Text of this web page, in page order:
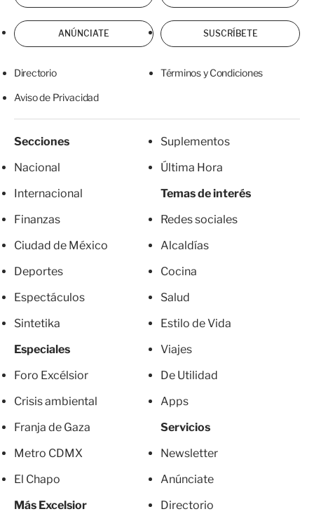
ANÚNCIATE SUSCRÍBETE
Directorio Términos y Condiciones
Aviso de Privacidad
Secciones
Nacional
Internacional
Finanzas
Ciudad de México
Deportes
Espectáculos
Sintetika
Especiales
Foro Excélsior
Crisis ambiental
Franja de Gaza
Metro CDMX
El Chapo
Más Excelsior
Suplementos
Última Hora
Temas de interés
Redes sociales
Alcaldías
Cocina
Salud
Estilo de Vida
Viajes
De Utilidad
Apps
Servicios
Newsletter
Anúnciate
Directorio